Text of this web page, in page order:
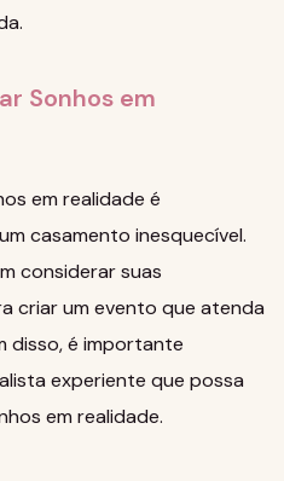
Sonhos em
em realidade é
casamento inesquecível.
considerar suas
criar um evento que atenda
disso, é importante
experiente que possa
em realidade.